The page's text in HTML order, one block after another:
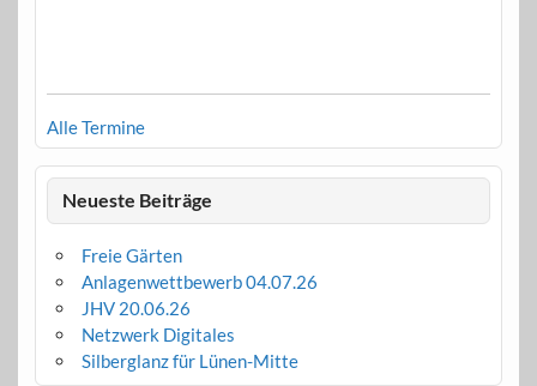
Alle Termine
Neueste Beiträge
Freie Gärten
Anlagenwettbewerb 04.07.26
JHV 20.06.26
Netzwerk Digitales
Silberglanz für Lünen-Mitte